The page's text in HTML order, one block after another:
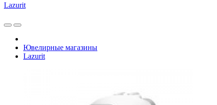
Lazurit
Ювелирные магазины
Lazurit